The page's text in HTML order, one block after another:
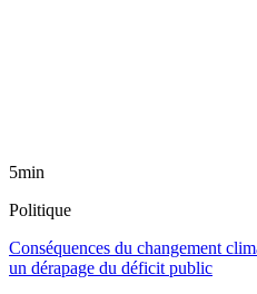
5min
Politique
Conséquences du changement
un dérapage du déficit public